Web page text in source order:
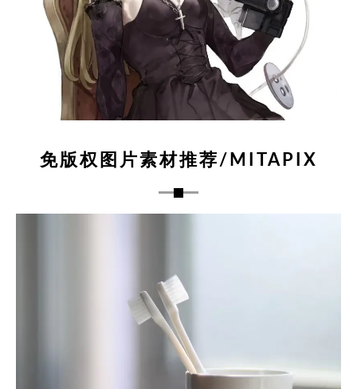
免版权图片素材推荐/MITAPIX